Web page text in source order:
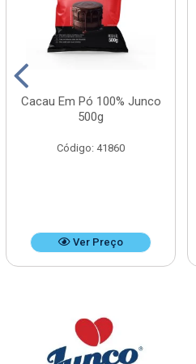
Cacau Em Pó 100% Junco
500g
Código: 41860
Ver Preço